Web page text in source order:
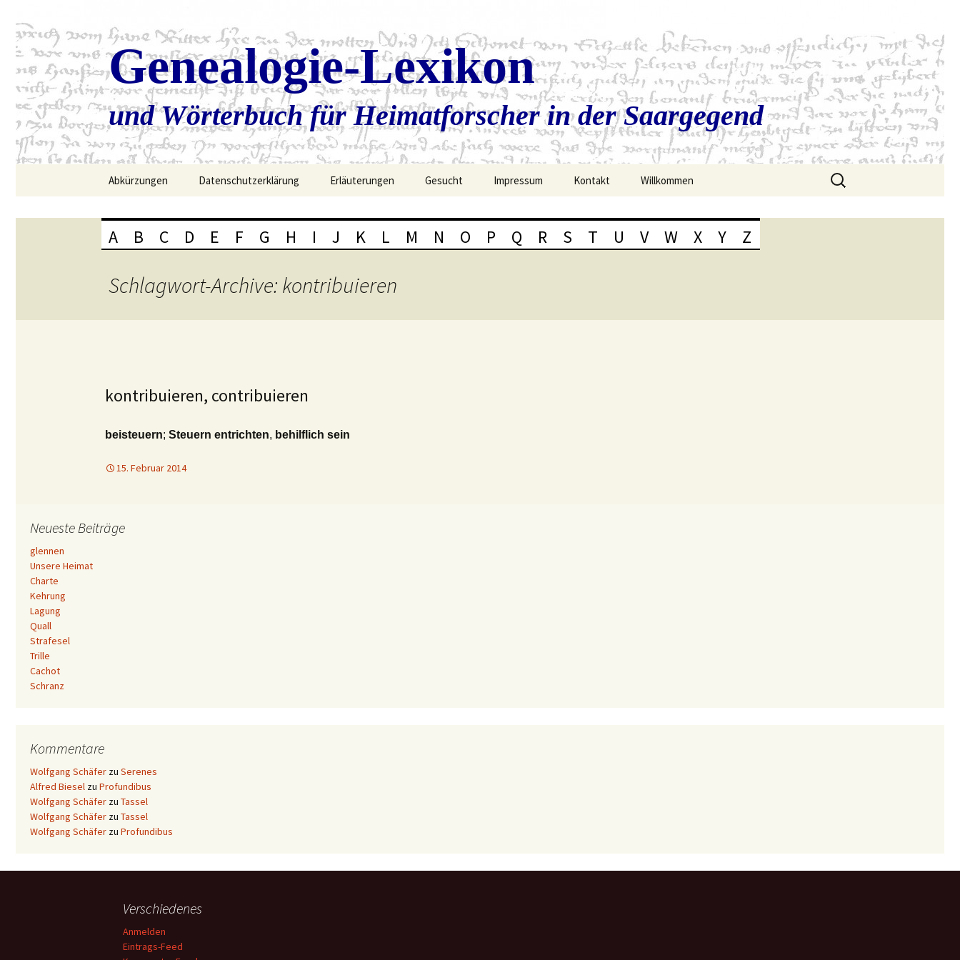
Genealogie-Lexikon
und Wörterbuch für Heimatforscher in der Saargegend
Abkürzungen Datenschutzerklärung Erläuterungen Gesucht Impressum Kontakt Willkommen
Suchen
nach:
A B C D E F G H I J K L M N O P Q R S T U V W X Y Z
Schlagwort-Archive: kontribuieren
kontribuieren, contribuieren
beisteuern; Steuern entrichten, behilflich sein
15. Februar 2014
Neueste Beiträge
glennen
Unsere Heimat
Charte
Kehrung
Lagung
Quall
Strafesel
Trille
Cachot
Schranz
Kommentare
Wolfgang Schäfer zu Serenes
Alfred Biesel zu Profundibus
Wolfgang Schäfer zu Tassel
Wolfgang Schäfer zu Tassel
Wolfgang Schäfer zu Profundibus
Verschiedenes
Anmelden
Eintrags-Feed